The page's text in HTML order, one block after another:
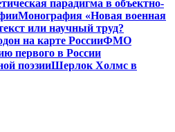
парадигма в объектно-
Монография «Новая военная
или научный труд?
на карте РоссииФМО
первого в России
поэзииШерлок Холмс в